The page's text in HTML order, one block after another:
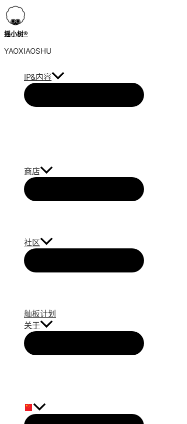
跳
到
内
摇小树®️
YAOXIAOSHU
IP&内容
商店
社区
舢板计划
关于